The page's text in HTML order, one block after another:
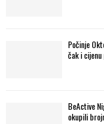
Počinje
čak i cijenu
BeActive
okupili